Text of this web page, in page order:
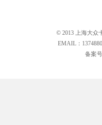
© 2013 上海大众
EMAIL：
备案